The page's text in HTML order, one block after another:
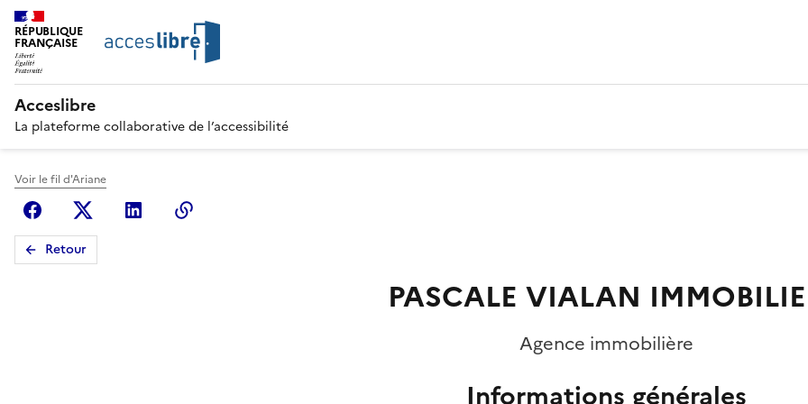
RÉPUBLIQUE
FRANÇAISE
Acceslibre
La plateforme collaborative de l’accessibilité
Voir le fil d'Ariane
FacebookX (anciennement Twitter)
Linkedin
Retour
PASCALE VIALAN
Agence immobilière
Informations générales